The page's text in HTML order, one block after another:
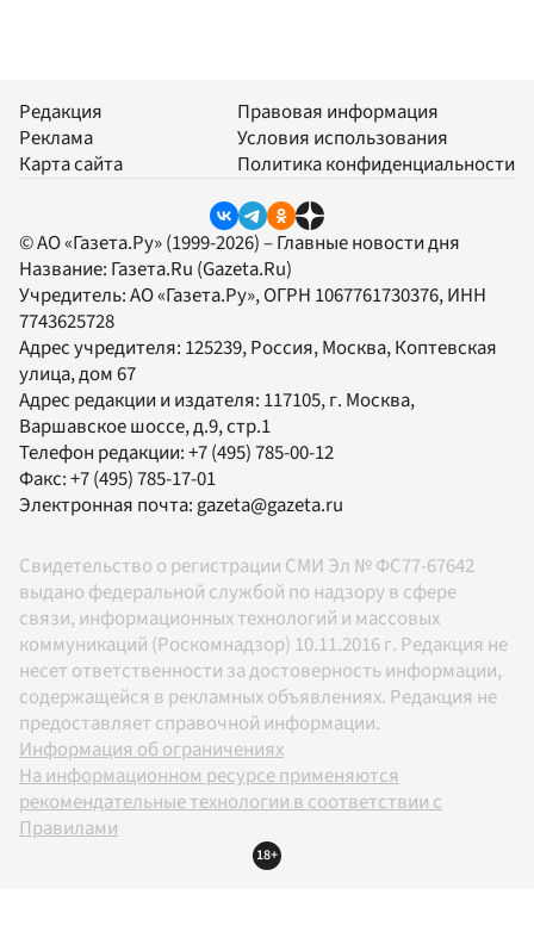
Редакция
Реклама
Карта сайта
Правовая информация
Условия использования
Политика конфиденциальности
© АО «Газета.Ру» (1999-2026) – Главные новости дня
Название: Газета.Ru (Gazeta.Ru)
Учредитель:АО «Газета.Ру», ОГРН 1067761730376, ИНН
7743625728
Адрес учредителя: 125239, Россия, Москва, Коптевская
улица, дом 67
Адрес редакции и издателя: 117105, г. Москва,
Варшавское шоссе, д.9, стр.1
Телефон редакции:+7 (495) 785-00-12
Факс:+7 (495) 785-17-01
Электронная почта:gazeta@gazeta.ru
Свидетельство о регистрации СМИ Эл № ФС77-67642
выдано федеральной службой по надзору в сфере
связи, информационных технологий и массовых
коммуникаций (Роскомнадзор) 10.11.2016 г. Редакция не
несет ответственности за достоверность информации,
содержащейся в рекламных объявлениях. Редакция не
предоставляет справочной информации.
Информация об ограничениях
На информационном ресурсе применяются
рекомендательные технологии в соответствии с
Правилами
18+